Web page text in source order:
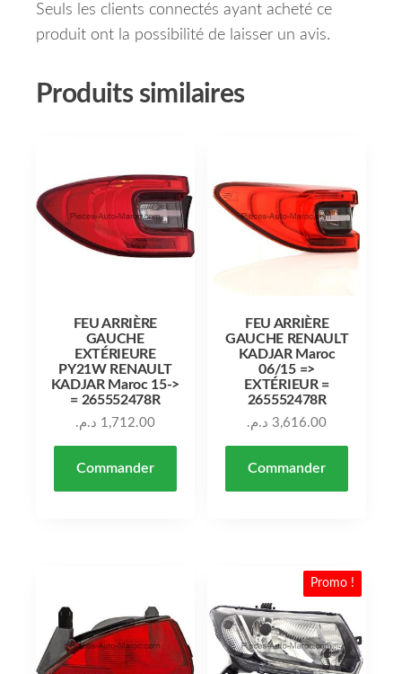
Seuls les clients connectés ayant acheté ce
produit ont la possibilité de laisser un avis.
Produits similaires
FEU ARRIÈRE
GAUCHE
EXTÉRIEURE
PY21W RENAULT
KADJAR Maroc 15->
= 265552478R
1,712.00 د.م.
Commander
FEU ARRIÈRE
GAUCHE RENAULT
KADJAR Maroc
06/15 =>
EXTÉRIEUR =
265552478R
3,616.00 د.م.
Commander
Promo !